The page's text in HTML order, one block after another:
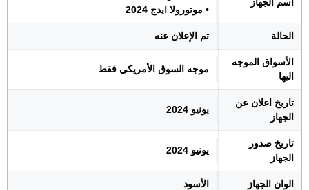
• موتورولا ايدج 2024
الحالة تم الإعلان عنه
الأسواق الموجه
اليها
موجه السوق الأمريكي فقط
تاريخ اعلان عن
الجهاز
يونيو 2024
تاريخ صدور
الجهاز
يونيو 2024
الوان الجهاز الأسود